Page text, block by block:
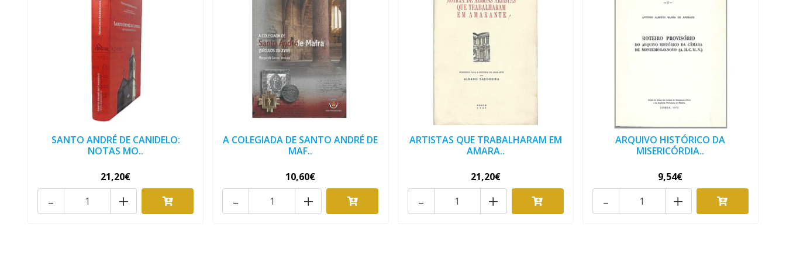
SANTO ANDRÉ DE CANIDELO:
NOTAS MO..
21,20€
+
-
A COLEGIADA DE SANTO ANDRÉ DE
MAF..
10,60€
+
-
ARTISTAS QUE TRABALHARAM EM
AMARA..
21,20€
+
-
ARQUIVO HISTÓRICO DA
MISERICÓRDIA..
9,54€
+
-